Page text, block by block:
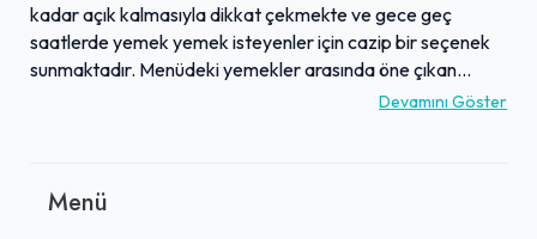
kadar açık kalmasıyla dikkat çekmekte ve gece geç
saatlerde yemek yemek isteyenler için cazip bir seçenek
sunmaktadır. Menüdeki yemekler arasında öne çıkan
lezzetlerden biri, menemenin özel hazırlanış biçimidir.
yemek seçeneklerinin yanı sıra, nargile keyfi yapma imkanı
Devamını Göster
Menü